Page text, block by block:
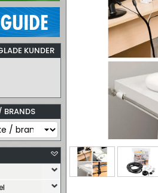
KUNDER
BRANDS